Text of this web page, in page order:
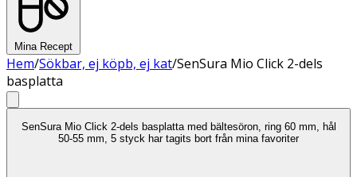
Mina Recept
Hem/Sökbar, ej köpb, ej kat/SenSura Mio Click 2-dels
basplatta
SenSura Mio Click 2-dels basplatta med bältesöron, ring 60 mm, hål
50-55 mm, 5 styck har tagits bort från mina favoriter